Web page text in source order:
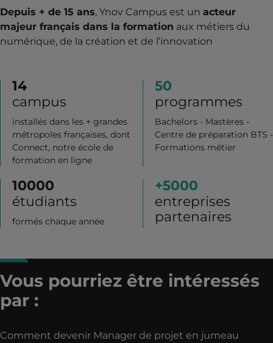
Depuis + de 15 ans, Ynov Campus est un acteur
majeur français dans la formation aux métiers du
numérique, de la création et de l’innovation
14
campus
installés dans les + grandes
métropoles françaises, dont
Connect, notre école de
formation en ligne
50
programmes
Bachelors - Mastères -
Centre de préparation BTS -
Formations métier
10000
étudiants
formés chaque année
+5000
entreprises
partenaires
Vous pourriez être intéressés
par :
Comment devenir Manager de projet en jumeau